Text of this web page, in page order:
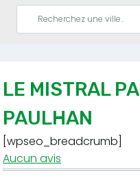
LE MISTRAL
PAULHAN
[wpseo_breadcrumb]
Aucun avis